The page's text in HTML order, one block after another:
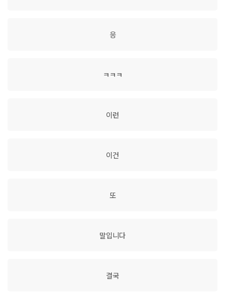
응
ㅋㅋㅋ
이런
이건
또
말입니다
결국